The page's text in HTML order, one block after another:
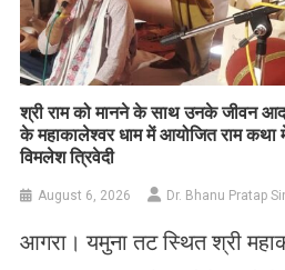
​श्री राम को मानने के साथ उनके जीवन
के महाकालेश्वर धाम में आयोजित राम
विमलेश त्रिवेदी
August 6, 2026 Dr. Bhanu Pratap
आगरा। यमुना तट स्थित श्री